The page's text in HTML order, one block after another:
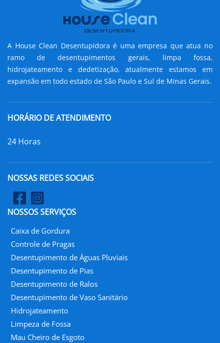
A House Clean Desentupidora é uma empresa que atua no
ramo de desentupimentos gerais, limpa fossa,
hidrojateamento e dedetização, atualmente estamos em
expansão em todo estado de São Paulo e Sul de Minas Gerais.
HORÁRIO DE ATENDIMENTO
24 Horas
NOSSAS REDES SOCIAIS
NOSSOS SERVIÇOS
Caixa de Gordura
Controle de Pragas
Desentupimento de Águas Pluviais
Desentupimento de Pias
Desentupimento de Ralos
Desentupimento de Vaso Sanitário
Hidrojateamento
Limpeza de Fossa
Mau Cheiro de Esgoto